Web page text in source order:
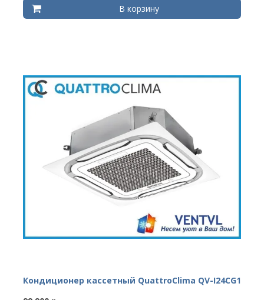
В корзину
Кондиционер кассетный QuattroClima QV-I24CG1